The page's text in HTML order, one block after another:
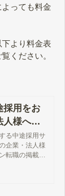
っても料金
より料金表
ください。
採用をお
人様へ
る中途採用サ
企業・法人様
転職の掲載料
徴、評判、採